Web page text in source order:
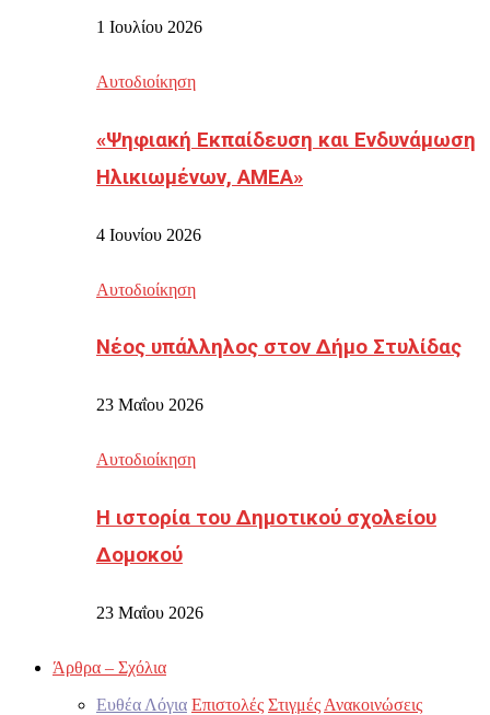
1 Ιουλίου 2026
Αυτοδιοίκηση
«Ψηφιακή Εκπαίδευση και Ενδυνάμωση
Ηλικιωμένων, ΑΜΕΑ»
4 Ιουνίου 2026
Αυτοδιοίκηση
Νέος υπάλληλος στον Δήμο Στυλίδας
23 Μαΐου 2026
Αυτοδιοίκηση
Η ιστορία του Δημοτικού σχολείου
Δομοκού
23 Μαΐου 2026
Άρθρα – Σχόλια
Ευθέα Λόγια Επιστολές Στιγμές Ανακοινώσεις